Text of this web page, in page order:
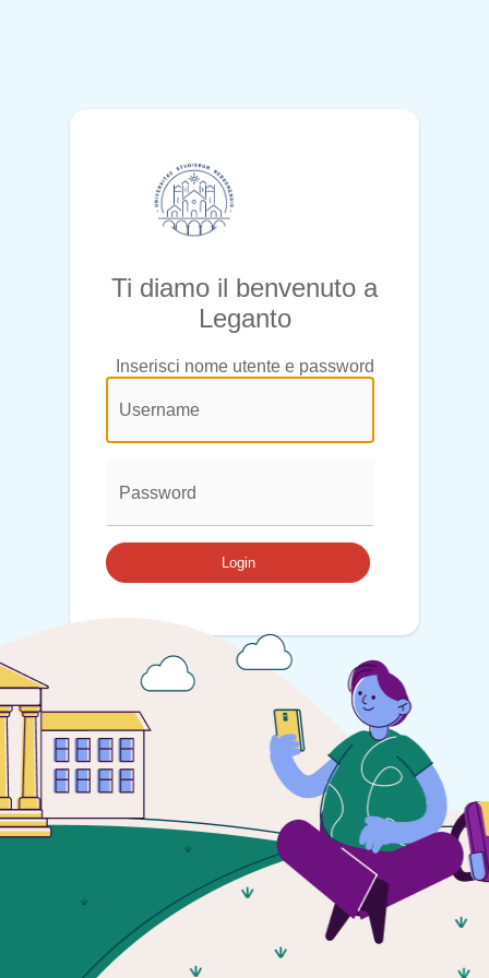
Ti diamo il benvenuto a
Leganto
Inserisci nome utente e password
@login.legend@
User
Name: